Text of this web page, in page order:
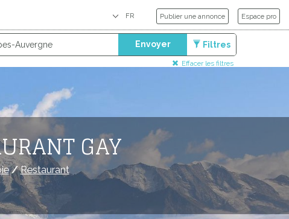
Publier une annonce Espace pro
Envoyer Filtres
Effacer les filtres
GAY
/Restaurant